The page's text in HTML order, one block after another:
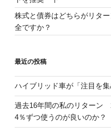
株式と債券はどちらがリタ
全ですか？
最近の投稿
ハイブリッド車が「注目を
過去16年間の私のリターン
4％ずつ使うのが良いのか？